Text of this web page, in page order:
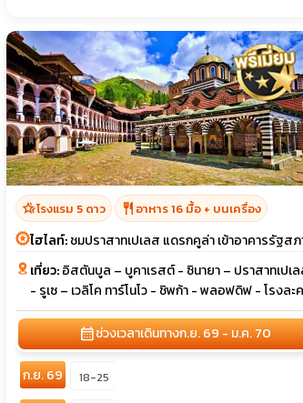
hotel_classโรงแรม 5 ดาว restaurant อาหาร 16 มื้อ + บนเครื่อง
ไฮไลท์:ชมปราสาทเปเลส แดรกคูล่า เข้าอาคารรัฐสภ
เที่ยว:อิสตันบูล – บูคาเรสต์ - ซินายา – ปราสาทเป
- รูเซ – เวลิโค ทาร์โนโว - ชิพก้า - พลอฟดิฟ - โรงล
calendar_monthช่วงเวลาเดินทางก.ย. 69 - ม.ค. 70
ก.ย. 69 18-25